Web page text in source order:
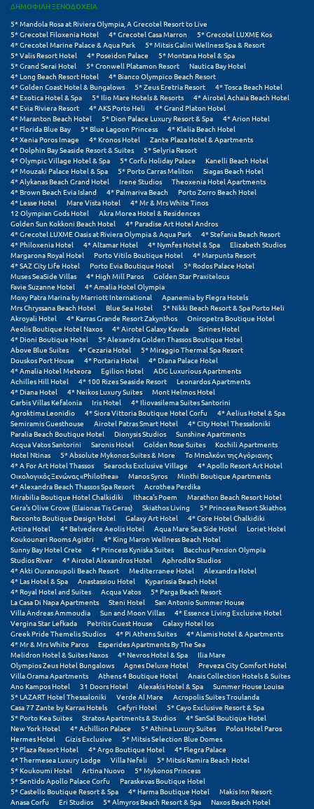
Μουζάκι
Μπαλί Κρήτης
Μπάνσκο
Μπούκα Μεσσηνίας
Μύκονος
Μυστράς
Μυτιλήνη
Ν
Νάξος
Νάουσα
Ναυπακτία
Ναύπλιο
Νέα Μάκρη
Νέα Στύρα Εύβοιας
Νέοι Πόροι Πιερίας
Ξ
Ξυλόκαστρο
Ο
Ορεινή Αρκαδία
Ορεινή Ναυπακτία
Π
Πάλαιρος
Παξοί
Παραλία Κατερίνης
Παραλία Λιτοχώρου
Παράλιο Άστρος
Πάργα
Παρνασσός
Πάρος
ΔΗΜΟΦΙΛΗ ΞΕΝΟΔΟΧΕΙΑ
5* Mandola Rosa at Riviera Olympia, A Grecotel Resort to Live
5* Grecotel Filoxenia Hotel
4* Grecotel Casa Marron
5* Grecotel LUXME Kos
4* Grecotel Marine Palace & Aqua Park
5* Mitsis Galini Wellness Spa & Resort
5* Valis Resort Hotel
4* Poseidon Palace
5* Montana Hotel & Spa
5* Grand Serai Hotel
5* Cronwell Platamon Resort
Nautica Bay Hotel
4* Long Beach Resort Hotel
4* Bianco Olympico Beach Resort
4* Golden Coast Hotel & Bungalows
5* Zeus Eretria Resort
4* Tosca Beach Hotel
4* Exotica Hotel & Spa
5* Ilio Mare Hotels & Resorts
4* Airotel Achaia Beach Hotel
4* Evia Riviera Resort
4* AKS Porto Heli
4* Grand Platon Hotel
4* Maranton Beach Hotel
5* Dion Palace Luxury Resort & Spa
4* Arion Hotel
4* Florida Blue Bay
5* Blue Lagoon Princess
4* Klelia Beach Hotel
4* Xenia Poros Image
4* Kronos Hotel
Zante Plaza Hotel & Apartments
4* Dolphin Bay Seaside Resort & Suites
5* Selyria Resort
4* Olympic Village Hotel & Spa
5* Corfu Holiday Palace
Kanelli Beach Hotel
4* Mouzaki Palace Hotel & Spa
5* Porto Carras Meliton
Siagas Beach Hotel
4* Alykanas Beach Grand Hotel
Irene Studios
Theoxenia Hotel Apartments
4* Brown Beach Evia Island
4* Palmariva Beach
Porto Zorro Beach Hotel
4* Lesse Hotel
Mare Vista Hotel
4* Mr & Mrs White Tinos
12 Olympian Gods Hotel
Akra Morea Hotel & Residences
Golden Sun Kokkoni Beach Hotel
4* Paradise Art Hotel Andros
4* Grecotel LUXME Oasis at Riviera Olympia & Aqua Park
4* Stefania Beach Resort
4* Philoxenia Hotel
4* Altamar Hotel 4* Nymfes Hotel & Spa
Elizabeth Studios
Margarona Royal Hotel
Porto Vitilo Boutique Hotel
4* Marpunta Resort
4* SAZ City Life Hotel
Porto Evia Boutique Hotel
5* Rodos Palace Hotel
Muses SeaSide Villas
4* High Mill Paros
Golden Star Praxitelous
Favie Suzanne Hotel
4* Amalia Hotel Olympia
Moxy Patra Marina by Marriott International
Apanemia by Flegra Hotels
Mrs Chryssana Beach Hotel
Blue Sea Hotel
5* Nikki Beach Resort & Spa Porto Heli
Akroyali Hotel
4* Karras Grande Resort Zakynthos
Oniropetra Boutique Hotel
Aeolis Boutique Hotel Naxos
4* Airotel Galaxy Kavala
Sirines Hotel
4* Dioni Boutique Hotel
5* Alexandra Golden Thassos Boutique Hotel
Above Blue Suites
4* Cezaria Hotel
5* Miraggio Thermal Spa Resort
Douskos Port House
4* Portaria Hotel
4* Diana Palace Hotel
4* Amalia Hotel Meteora
Egilion Hotel
ADG Luxurious Apartments
Achilles Hill Hotel
4* 100 Rizes Seaside Resort
Leonardos Apartments
4* Diana Hotel
4* Neikos Luxury Suites
Mont Helmos Hotel
Garbis Villas Kefalonia
Iris Hotel
4* Iliovasilema Suites Santorini
Agroktima Leonidio
4* Siora Vittoria Boutique Hotel Corfu
4* Aelius Hotel & Spa
Semiramis Guesthouse
Airotel Patras Smart Hotel
4* City Hotel Thessaloniki
Paralia Beach Boutique Hotel
Dionysis Studios
Sunshine Apartments
Acqua Vatos Santorini
Saronis Hotel Golden Rose Suites
Kochili Apartments
Hotel Ntinas
5* Absolute Mykonos Suites & More
Το Μπαλκόνι της Αγόριανης
4* A For Art Hotel Thassos
Searocks Exclusive Village
4* Apollo Resort Art Hotel
Οικολογικός Ξενώνας «Philothea»
Manos Syros
Minthi Boutique Apartments
4* Alexandra Beach Thassos Spa Resort
Acrothea Perdika
Mirabilia Boutique Hotel Chalkidiki
Ithaca's Poem
Marathon Beach Resort Hotel
Gera's Olive Grove (Elaionas Tis Geras)
Skiathos Living
5* Princess Resort Skiathos
Racconto Boutique Design Hotel
Galaxy Art Hotel
4* Core Hotel Chalkidiki
Artina Hotel
4* Belvedere Aeolis Hotel Aqua Mare Sea Side Hotel
Loriet Hotel
Koukounari Rooms Agistri
4* King Maron Wellness Beach Hotel
Sunny Bay Hotel Crete
4* Princess Kyniska Suites
Bacchus Pension Olympia
Studios River
4* Airotel Alexandros Hotel
Aphrodite Studios
4* Akti Ouranoupoli Beach Resort
Mediterranee Hotel
Alexandra Hotel
4* Las Hotel & Spa
Anastassiou Hotel
Kyparissia Beach Hotel
4* Royal Hotel and Suites
Acqua Vatos
5* Parga Beach Resort
La Casa Di Napa Apartments
Steni Hotel
San Antonio Summer House
Villa Andreas Ammoudia
Sun and Moon Villas
4* Essence Living Exclusive Hotel
Vergina Star Lefkada
Petritis Guest House
Galaxy Hotel Ios
Greek Pride Themelis Studios
4* Pi Athens Suites
4* Alamis Hotel & Apartments
4* Mr & Mrs White Paros
Esperides Apartments By The Sea
Melidron Hotel & Suites Naxos
4* Nevros Hotel & Spa
Ilia Mare
Olympios Zeus Hotel Bungalows
Agnes Deluxe Hotel
Preveza City Comfort Hotel
Villa Orama Apartments
Athens 4 Boutique Hotel
Anais Collection Hotels & Suites
Ano Kampos Hotel
31 Doors Hotel Alexakis Hotel & Spa
Summer House Louisa
5* LAZART Hotel Thessaloniki
Verde Al Mare
Acropolis Suites Troulanda
Casa 77 Zante by Karras Hotels
Gefyri Hotel
5* Cayo Exclusive Resort & Spa
5* Porto Kea Suites
Stratos Apartments & Studios
4* SanSal Boutique Hotel
New York Hotel
4* Achillion Palace 5* Athina Luxury Suites
Polos Hotel Paros
Hermes Hotel
Gizis Exclusive
5* Mitsis Selection Blue Domes
5* Plaza Resort Hotel
4* Argo Boutique Hotel
4* Flegra Palace
4* Thermesea Luxury Lodge
Villa Nefeli
5* Mitsis Ramira Beach Hotel
5* Koukoumi Hotel
Artina Nuovo
5* Mykonos Princess
5* Sentido Apollo Palace Corfu
Paraskevas Boutique Hotel
5* Castello Boutique Resort & Spa
4* Harma Boutique Hotel
Makis Inn Resort
Anasa Corfu
Eri Studios 5* Almyros Beach Resort & Spa
Naxos Beach Hotel